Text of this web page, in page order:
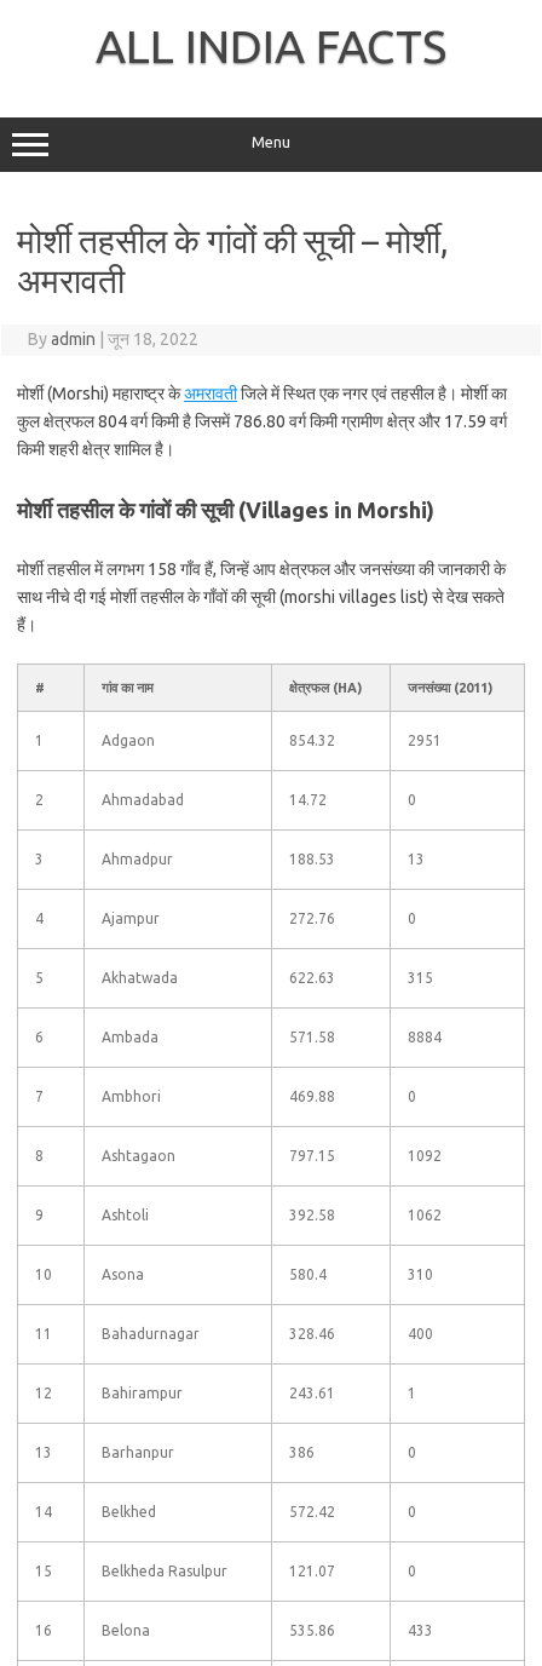
ALL INDIA FACTS
Menu
मोर्शी तहसील के गांवों की सूची – मोर्शी,
अमरावती
Byadmin जून 18, 2022
मोर्शी (Morshi) महाराष्ट्र केअमरावतीजिले में स्थित एक नगर एवं तहसील है। मोर्शी का
कुल क्षेत्रफल 804 वर्ग किमी है जिसमें 786.80 वर्ग किमी ग्रामीण क्षेत्र और 17.59 वर्ग
किमी शहरी क्षेत्र शामिल है।
मोर्शी तहसील के गांवों की सूची (Villages in Morshi)
मोर्शी तहसील में लगभग 158 गाँव हैं, जिन्हें आप क्षेत्रफल और जनसंख्या की जानकारी के
साथ नीचे दी गई मोर्शी तहसील के गाँवों की सूची (morshi villages list) से देख सकते
हैं।
# गांव का नाम क्षेत्रफल (HA) जनसंख्या (2011)
1 Adgaon 854.32 2951
2 Ahmadabad 14.72 0
3 Ahmadpur 188.53 13
4 Ajampur 272.76 0
5 Akhatwada 622.63 315
6 Ambada 571.58 8884
7 Ambhori 469.88 0
8 Ashtagaon 797.15 1092
9 Ashtoli 392.58 1062
10 Asona 580.4 310
11 Bahadurnagar 328.46 400
12 Bahirampur 243.61 1
13 Barhanpur 386 0
14 Belkhed 572.42 0
15 Belkheda Rasulpur 121.07 0
16 Belona 535.86 433